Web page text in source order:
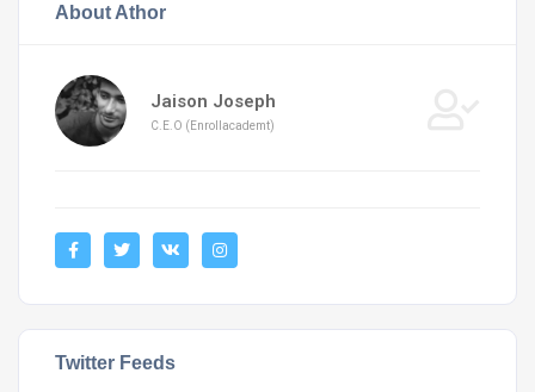
About Athor
Jaison Joseph
C.E.O (Enrollacademt)
Twitter Feeds